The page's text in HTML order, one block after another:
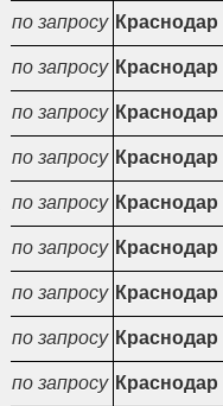
по запросу Краснодар
по запросу Краснодар
по запросу Краснодар
по запросу Краснодар
по запросу Краснодар
по запросу Краснодар
по запросу Краснодар
по запросу Краснодар
по запросу Краснодар